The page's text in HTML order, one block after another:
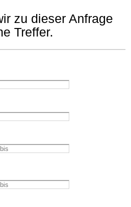
zu dieser Anfrage
Treffer.